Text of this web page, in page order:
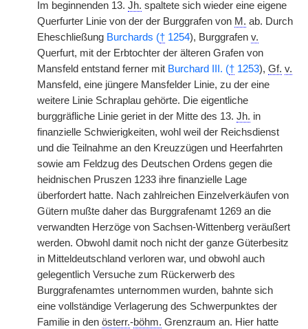
Im beginnenden 13. Jh. spaltete sich wieder eine eigene
Querfurter Linie von der der Burggrafen von M. ab. Durch
Eheschließung Burchards († 1254), Burggrafen v.
Querfurt, mit der Erbtochter der älteren Grafen von
Mansfeld entstand ferner mit Burchard III. († 1253), Gf. v.
Mansfeld, eine jüngere Mansfelder Linie, zu der eine
weitere Linie Schraplau gehörte. Die eigentliche
burggräfliche Linie geriet in der Mitte des 13. Jh. in
finanzielle Schwierigkeiten, wohl weil der Reichsdienst
und die Teilnahme an den Kreuzzügen und Heerfahrten
sowie am Feldzug des Deutschen Ordens gegen die
heidnischen Pruszen 1233 ihre finanzielle Lage
überfordert hatte. Nach zahlreichen Einzelverkäufen von
Gütern mußte daher das Burggrafenamt 1269 an die
verwandten Herzöge von Sachsen-Wittenberg veräußert
werden. Obwohl damit noch nicht der ganze Güterbesitz
in Mitteldeutschland verloren war, und obwohl auch
gelegentlich Versuche zum Rückerwerb des
Burggrafenamtes unternommen wurden, bahnte sich
eine vollständige Verlagerung des Schwerpunktes der
Familie in den österr.-böhm. Grenzraum an. Hier hatte